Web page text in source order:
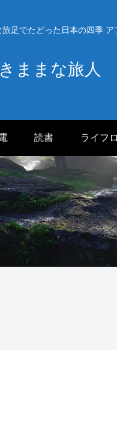
足でたどった日本の四季 ア
きままな旅人
読書 ライフ